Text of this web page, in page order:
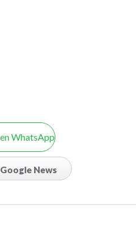
WhatsApp
Google News